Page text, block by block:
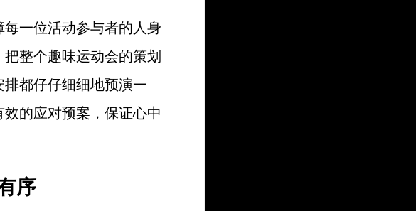
一位活动参与者的人身
整个趣味运动会的策划
都仔仔细细地预演一
的应对预案，保证心中
序